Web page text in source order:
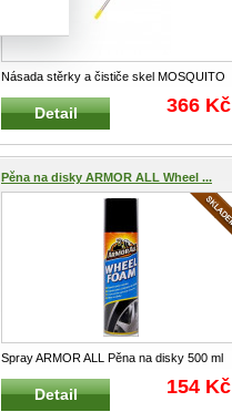
Násada stěrky a čističe skel MOSQUITO
WOLF-GARTEN Výrobek s pr
...
Detail 366 Kč
Pěna na disky ARMOR ALL Wheel ...
Spray ARMOR ALL Pěna na disky 500 ml
Pěnová speciálně vyvinutá čistí...
Detail 154 Kč